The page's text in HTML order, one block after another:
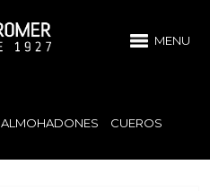
MENU
ALMOHADONES
CUEROS